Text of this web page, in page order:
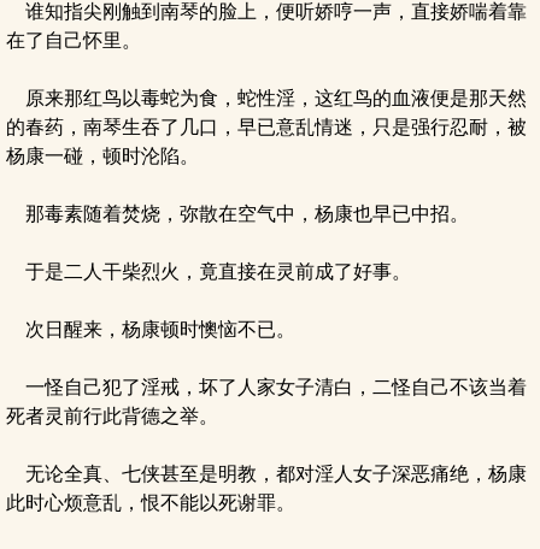
谁知指尖刚触到南琴的脸上，便听娇哼一声，直接娇喘着靠
在了自己怀里。
原来那红鸟以毒蛇为食，蛇性淫，这红鸟的血液便是那天然
的春药，南琴生吞了几口，早已意乱情迷，只是强行忍耐，被
杨康一碰，顿时沦陷。
那毒素随着焚烧，弥散在空气中，杨康也早已中招。
于是二人干柴烈火，竟直接在灵前成了好事。
次日醒来，杨康顿时懊恼不已。
一怪自己犯了淫戒，坏了人家女子清白，二怪自己不该当着
死者灵前行此背德之举。
无论全真、七侠甚至是明教，都对淫人女子深恶痛绝，杨康
此时心烦意乱，恨不能以死谢罪。